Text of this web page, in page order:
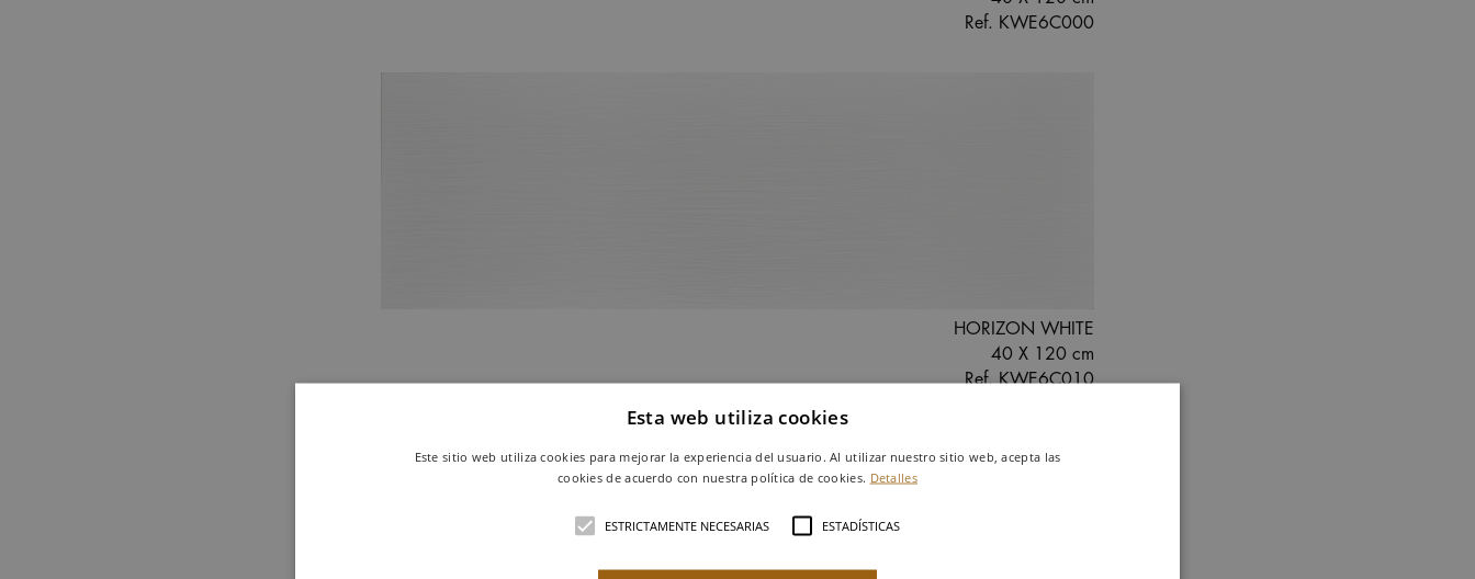
Ref. KWE6C000
HORIZON WHITE
40 X 120 cm
Ref. KWE6C010
Esta web utiliza cookies
Este sitio web utiliza cookies para mejorar la experiencia del usuario. Al utilizar nuestro sitio web, acepta las
cookies de acuerdo con nuestra política de cookies. Detalles
ESTRICTAMENTE NECESARIAS ESTADÍSTICAS